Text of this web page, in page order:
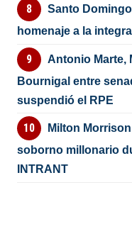
Santo
homenaje a la
Antonio Marte,
Bournigal entre
suspendió el RPE
Milton
soborno millonario
INTRANT